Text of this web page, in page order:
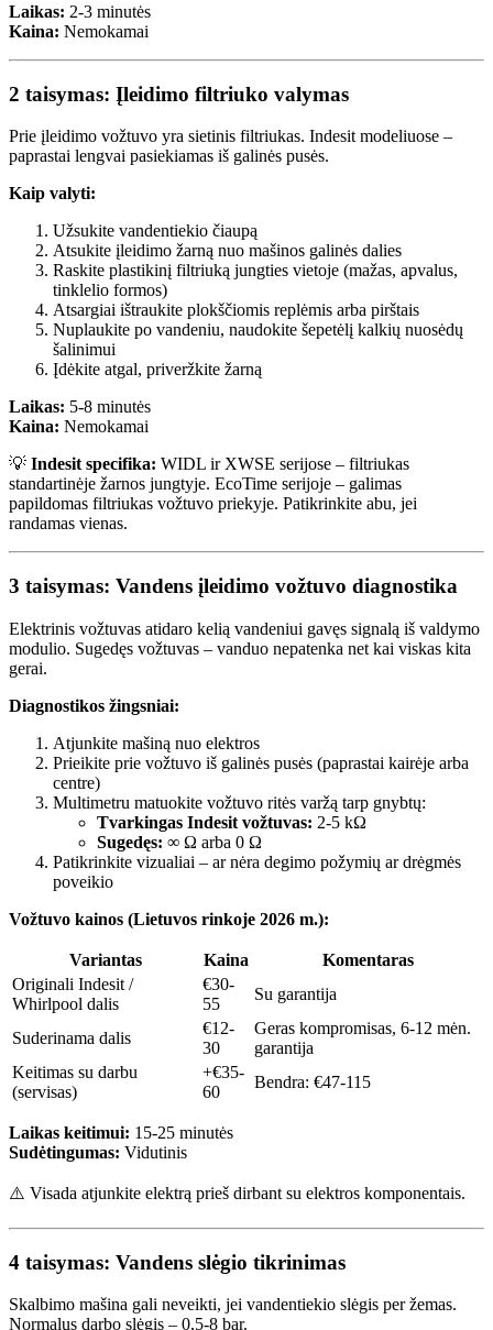
Laikas: 2-3 minutės
Kaina: Nemokamai
2 taisymas: Įleidimo filtriuko valymas
Prie įleidimo vožtuvo yra sietinis filtriukas. Indesit modeliuose –
paprastai lengvai pasiekiamas iš galinės pusės.
Kaip valyti:
Užsukite vandentiekio čiaupą
Atsukite įleidimo žarną nuo mašinos galinės dalies
Raskite plastikinį filtriuką jungties vietoje (mažas, apvalus,
tinklelio formos)
Atsargiai ištraukite plokščiomis replėmis arba pirštais
Nuplaukite po vandeniu, naudokite šepetėlį kalkių nuosėdų
šalinimui
Įdėkite atgal, priveržkite žarną
Laikas: 5-8 minutės
Kaina: Nemokamai
💡 Indesit specifika: WIDL ir XWSE serijose – filtriukas
standartinėje žarnos jungtyje. EcoTime serijoje – galimas
papildomas filtriukas vožtuvo priekyje. Patikrinkite abu, jei
randamas vienas.
3 taisymas: Vandens įleidimo vožtuvo diagnostika
Elektrinis vožtuvas atidaro kelią vandeniui gavęs signalą iš valdymo
modulio. Sugedęs vožtuvas – vanduo nepatenka net kai viskas kita
gerai.
Diagnostikos žingsniai:
Atjunkite mašiną nuo elektros
Prieikite prie vožtuvo iš galinės pusės (paprastai kairėje arba
centre)
Multimetru matuokite vožtuvo ritės varžą tarp gnybtų:
Tvarkingas Indesit vožtuvas: 2-5 kΩ
Sugedęs: ∞ Ω arba 0 Ω
Patikrinkite vizualiai – ar nėra degimo požymių ar drėgmės
poveikio
Vožtuvo kainos (Lietuvos rinkoje 2026 m.):
Variantas Kaina
Komentaras
Originali Indesit /
Whirlpool dalis
€30-
55
Su garantija
Suderinama dalis
€12-
30
Geras kompromisas, 6-12 mėn.
garantija
Keitimas su darbu
(servisas)
+€35-
60
Bendra: €47-115
Laikas keitimui: 15-25 minutės
Sudėtingumas: Vidutinis
⚠️ Visada atjunkite elektrą prieš dirbant su elektros komponentais.
4 taisymas: Vandens slėgio tikrinimas
Skalbimo mašina gali neveikti, jei vandentiekio slėgis per žemas.
Normalus darbo slėgis – 0,5-8 bar.